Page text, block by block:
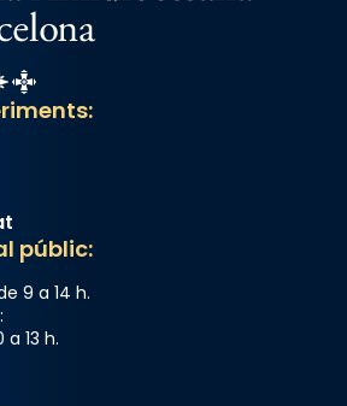
Estel
Catalunya Cristiana
públic:
9 a 14 h.
13 h.